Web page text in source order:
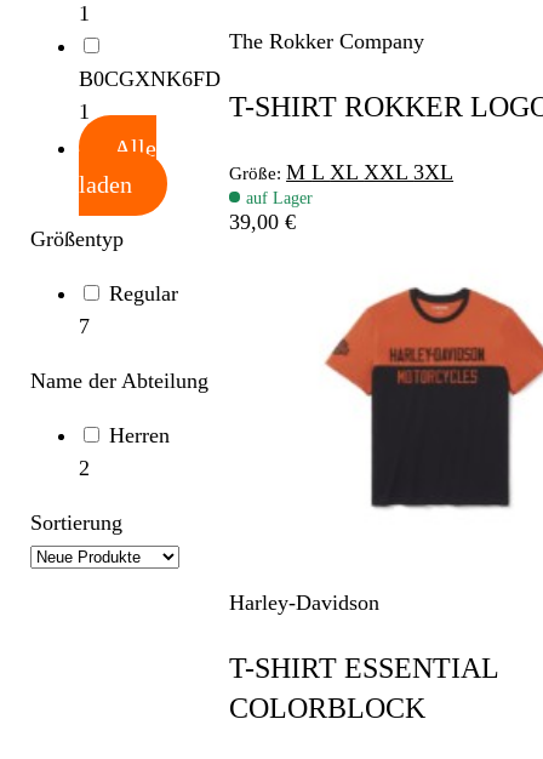
1
B0CGXNK6FD
1
Alle
laden
Größentyp
Regular
7
Name der Abteilung
Herren
2
Sortierung
The Rokker Company
T-SHIRT ROKKER
Größe: ML XL XXL3XL
auf Lager
39,00 €
Harley-Davidson
T-SHIRT ESSENTIAL
COLORBLOCK